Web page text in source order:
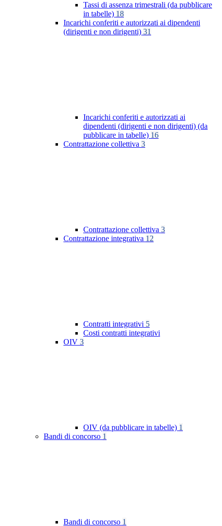
Tassi di assenza trimestrali (da pubblicare
in tabelle) 18
Incarichi conferiti e autorizzati ai dipendenti
(dirigenti e non dirigenti) 31
Incarichi conferiti e autorizzati ai
dipendenti (dirigenti e non dirigenti) (da
pubblicare in tabelle) 16
Contrattazione collettiva 3
Contrattazione collettiva 3
Contrattazione integrativa 12
Contratti integrativi 5
Costi contratti integrativi
OIV 3
OIV (da pubblicare in tabelle) 1
Bandi di concorso 1
Bandi di concorso 1